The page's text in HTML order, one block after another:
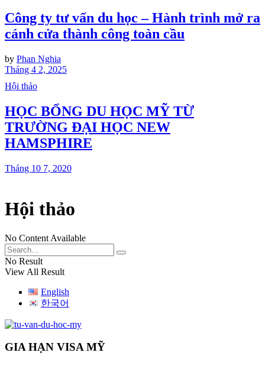
Công ty tư vấn du học – Hành trình mở ra
cánh cửa thành công toàn cầu
by Phan Nghia
Tháng 4 2, 2025
Hội thảo
HỌC BỔNG DU HỌC MỸ TỪ
TRƯỜNG ĐẠI HỌC NEW
HAMSPHIRE
Tháng 10 7, 2020
Hội thảo
No Content Available
No Result
View All Result
English
한국어
GIA HẠN VISA MỸ